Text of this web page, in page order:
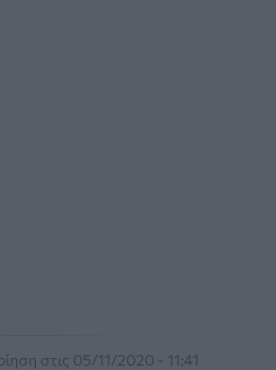
στις 05/11/2020 - 11:41